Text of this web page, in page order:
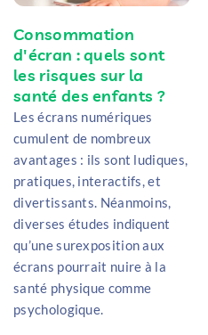
Consommation
d'écran : quels sont
les risques sur la
santé des enfants ?
Les écrans numériques
cumulent de nombreux
avantages : ils sont ludiques,
pratiques, interactifs, et
divertissants. Néanmoins,
diverses études indiquent
qu’une surexposition aux
écrans pourrait nuire à la
santé physique comme
psychologique.